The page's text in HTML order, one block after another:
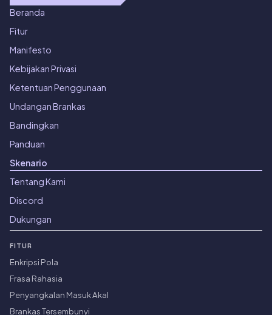
Beranda
Fitur
Manifesto
Kebijakan Privasi
Ketentuan Penggunaan
Undangan Brankas
Bandingkan
Panduan
Skenario
Tentang Kami
Discord
Dukungan
FITUR
Enkripsi Pola
Frasa Rahasia
Penyangkalan Masuk Akal
Brankas Tersembunyi